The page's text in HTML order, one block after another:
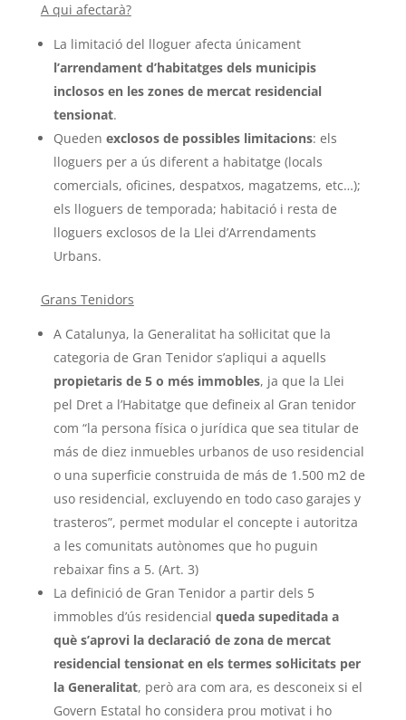
A qui afectarà?
La limitació del lloguer afecta únicament
l’arrendament d’habitatges dels municipis
inclosos en les zones de mercat residencial
tensionat.
Queden exclosos de possibles limitacions: els
lloguers per a ús diferent a habitatge (locals
comercials, oficines, despatxos, magatzems, etc…);
els lloguers de temporada; habitació i resta de
lloguers exclosos de la Llei d’Arrendaments
Urbans.
Grans Tenidors
A Catalunya, la Generalitat ha sol·licitat que la
categoria de Gran Tenidor s’apliqui a aquells
propietaris de 5 o més immobles, ja que la Llei
pel Dret a l’Habitatge que defineix al Gran tenidor
com “la persona física o jurídica que sea titular de
más de diez inmuebles urbanos de uso residencial
o una superficie construida de más de 1.500 m2 de
uso residencial, excluyendo en todo caso garajes y
trasteros”, permet modular el concepte i autoritza
a les comunitats autònomes que ho puguin
rebaixar fins a 5. (Art. 3)
La definició de Gran Tenidor a partir dels 5
immobles d’ús residencial queda supeditada a
què s’aprovi la declaració de zona de mercat
residencial tensionat en els termes sol·licitats per
la Generalitat, però ara com ara, es desconeix si el
Govern Estatal ho considera prou motivat i ho